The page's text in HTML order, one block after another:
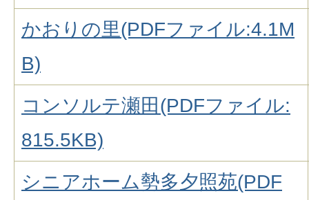
かおりの里(PDFファイル:4.1M
B)
コンソルテ瀬田(PDFファイル:
815.5KB)
シニアホーム勢多夕照苑(PDF